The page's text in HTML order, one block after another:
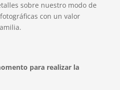
sobre nuestro modo de
con un valor
para realizar la